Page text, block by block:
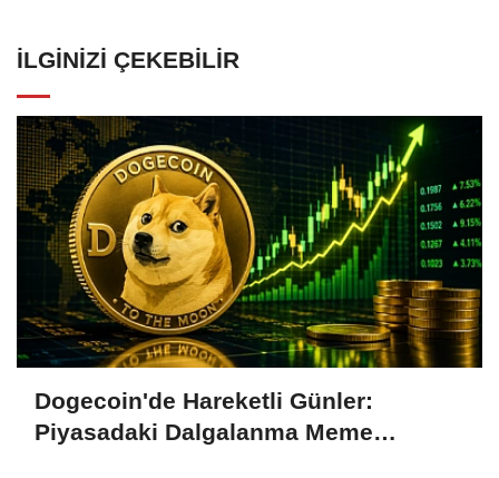
İLGINIZI ÇEKEBILIR
Dogecoin'de Hareketli Günler:
Piyasadaki Dalgalanma Meme